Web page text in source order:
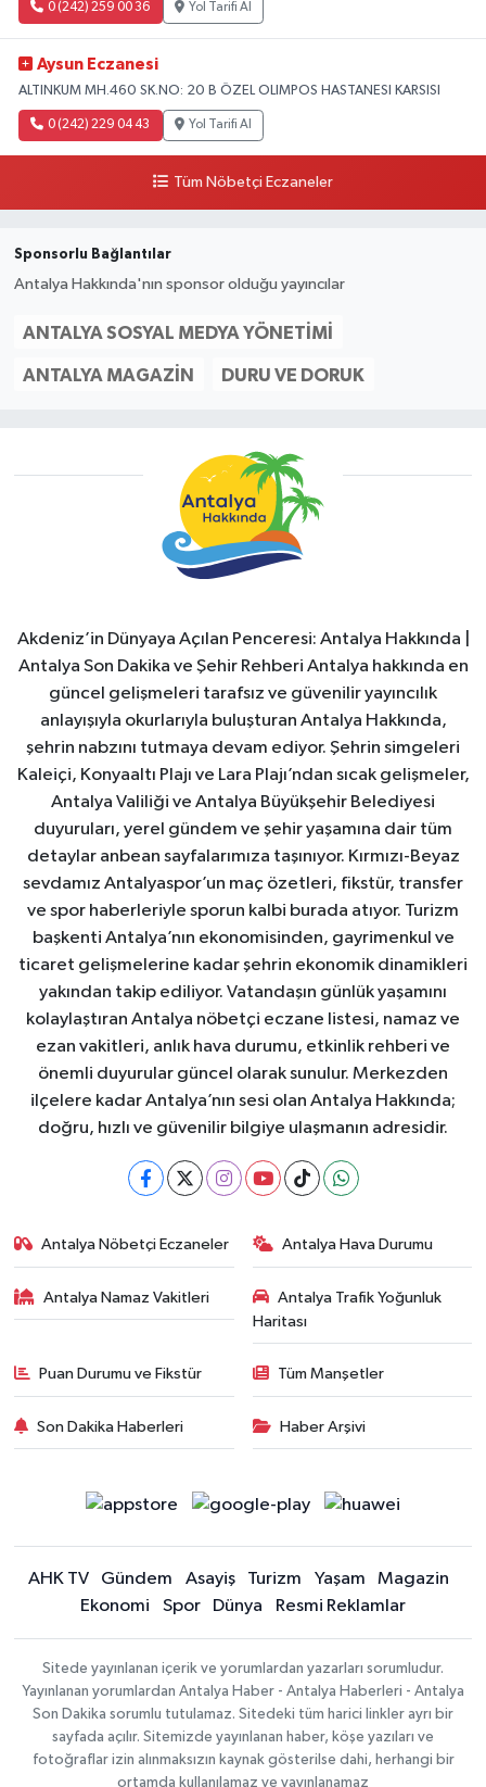
0 (242) 259 00 36 Yol Tarifi Al
Aysun Eczanesi
ALTINKUM MH.460 SK.NO: 20 B ÖZEL OLIMPOS HASTANESI KARSISI
0 (242) 229 04 43 Yol Tarifi Al
Tüm Nöbetçi Eczaneler
Sponsorlu Bağlantılar
Antalya Hakkında'nın sponsor olduğu yayıncılar
ANTALYA SOSYAL MEDYA YÖNETIMI
ANTALYA MAGAZIN DURU VE DORUK
Akdeniz’in Dünyaya Açılan Penceresi: Antalya Hakkında |
Antalya Son Dakika ve Şehir Rehberi Antalya hakkında en
güncel gelişmeleri tarafsız ve güvenilir yayıncılık
anlayışıyla okurlarıyla buluşturan Antalya Hakkında,
şehrin nabzını tutmaya devam ediyor. Şehrin simgeleri
Kaleiçi, Konyaaltı Plajı ve Lara Plajı’ndan sıcak gelişmeler,
Antalya Valiliği ve Antalya Büyükşehir Belediyesi
duyuruları, yerel gündem ve şehir yaşamına dair tüm
detaylar anbean sayfalarımıza taşınıyor. Kırmızı-Beyaz
sevdamız Antalyaspor’un maç özetleri, fikstür, transfer
ve spor haberleriyle sporun kalbi burada atıyor. Turizm
başkenti Antalya’nın ekonomisinden, gayrimenkul ve
ticaret gelişmelerine kadar şehrin ekonomik dinamikleri
yakından takip ediliyor. Vatandaşın günlük yaşamını
kolaylaştıran Antalya nöbetçi eczane listesi, namaz ve
ezan vakitleri, anlık hava durumu, etkinlik rehberi ve
önemli duyurular güncel olarak sunulur. Merkezden
ilçelere kadar Antalya’nın sesi olan Antalya Hakkında;
doğru, hızlı ve güvenilir bilgiye ulaşmanın adresidir.
Antalya Nöbetçi Eczaneler Antalya Hava Durumu
Antalya Namaz Vakitleri
Antalya Trafik Yoğunluk
Haritası
Puan Durumu ve Fikstür Tüm Manşetler
Son Dakika Haberleri Haber Arşivi
AHK TV Gündem Asayiş Turizm Yaşam
Magazin
Ekonomi
Spor Dünya Resmi Reklamlar
Sitede yayınlanan içerik ve yorumlardan yazarları sorumludur.
Yayınlanan yorumlardan Antalya Haber - Antalya Haberleri - Antalya
Son Dakika sorumlu tutulamaz. Sitedeki tüm harici linkler ayrı bir
sayfada açılır. Sitemizde yayınlanan haber, köşe yazıları ve
fotoğraflar izin alınmaksızın kaynak gösterilse dahi, herhangi bir
ortamda kullanılamaz ve yayınlanamaz